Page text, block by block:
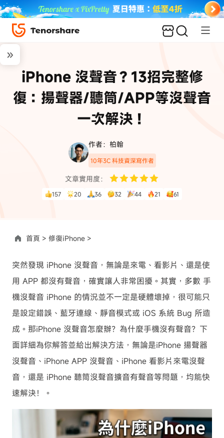
iPhone 沒聲音？13招完整修
復：揚聲器/聽筒/APP等沒聲音
一次解決！
作者：柏翰
10年3C 科技資深寫作者
文章實用度：
157 20 36 32 44 21 61
首頁 > 修復iPhone >
突然發現 iPhone 沒聲音，無論是來電、看影片、還是使
用 APP 都沒有聲音，確實讓人非常困擾。其實，多數 手
機沒聲音 iPhone 的情況並不一定是硬體壞掉，很可能只
是設定錯誤、藍牙連線、靜音模式或 iOS 系統 Bug 所造
成。那iPhone 沒聲音怎麼辦？為什麼手機沒有聲音？下
面詳細為你解答並給出解決方法，無論是iPhone 揚聲器
沒聲音、iPhone APP 沒聲音、iPhone 看影片來電沒聲
音，還是 iPhone 聽筒沒聲音擴音有聲音等問題，均能快
速解決！。